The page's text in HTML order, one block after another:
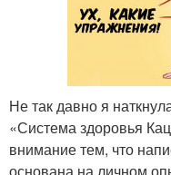
Не так давно я
«Система здоровья
внимание тем, что